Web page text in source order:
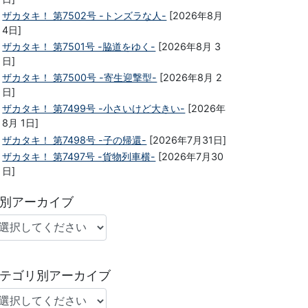
ザカタキ！ 第7502号 -トンズラな人- [2026年8月
4日]
ザカタキ！ 第7501号 -脇道をゆく- [2026年8月 3
日]
ザカタキ！ 第7500号 -寄生迎撃型- [2026年8月 2
日]
ザカタキ！ 第7499号 -小さいけど大きい- [2026年
8月 1日]
ザカタキ！ 第7498号 -子の帰還- [2026年7月31日]
ザカタキ！ 第7497号 -貨物列車横- [2026年7月30
日]
アーカイブ
ゴリ別アーカイブ